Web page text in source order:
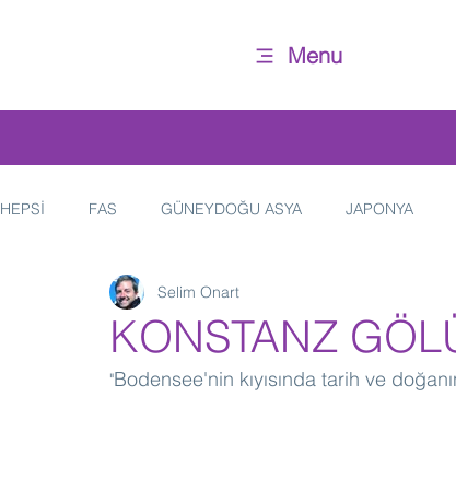
Menu
HEPSİ FAS GÜNEYDOĞU ASYA JAPONYA
HİNDİSTAN İTALYA
KONSTANZ
Selim Onart
"Bodensee'nin kıyısında tarih ve